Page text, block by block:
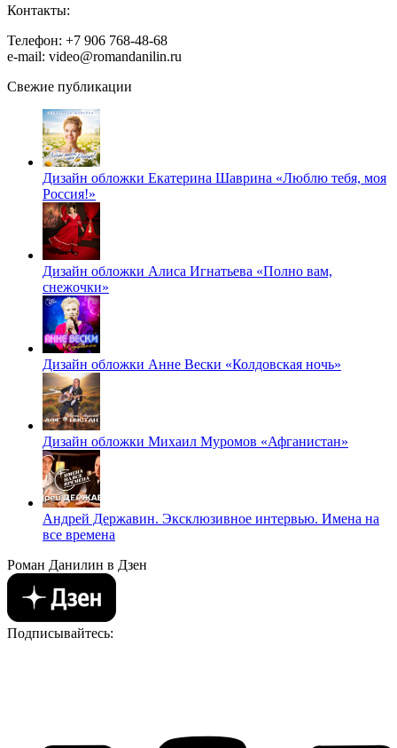
Контакты:
Телефон: +7 906 768-48-68
e-mail: video@romandanilin.ru
Свежие публикации
Дизайн обложки Екатерина Шаврина «Люблю тебя, моя
Россия!»
Дизайн обложки Алиса Игнатьева «Полно вам,
снежочки»
Дизайн обложки Анне Вески «Колдовская ночь»
Дизайн обложки Михаил Муромов «Афганистан»
Андрей Державин. Эксклюзивное интервью. Имена на
все времена
Роман Данилин в Дзен
Подписывайтесь: